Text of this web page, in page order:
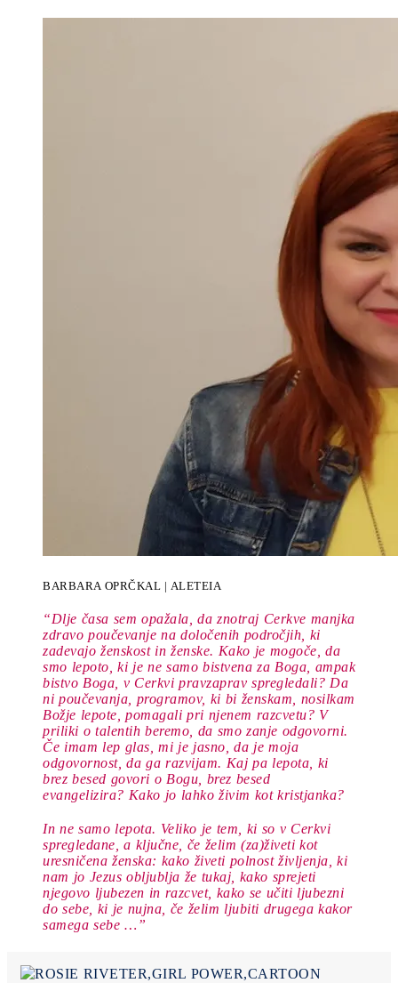
BARBARA OPRČKAL | ALETEIA
“Dlje časa sem opažala, da znotraj Cerkve manjka
zdravo poučevanje na določenih področjih, ki
zadevajo ženskost in ženske. Kako je mogoče, da
smo lepoto, ki je ne samo bistvena za Boga, ampak
bistvo Boga, v Cerkvi pravzaprav spregledali? Da
ni poučevanja, programov, ki bi ženskam, nosilkam
Božje lepote, pomagali pri njenem razcvetu? V
priliki o talentih beremo, da smo zanje odgovorni.
Če imam lep glas, mi je jasno, da je moja
odgovornost, da ga razvijam. Kaj pa lepota, ki
brez besed govori o Bogu, brez besed
evangelizira? Kako jo lahko živim kot kristjanka?
In ne samo lepota. Veliko je tem, ki so v Cerkvi
spregledane, a ključne, če želim (za)živeti kot
uresničena ženska: kako živeti polnost življenja, ki
nam jo Jezus obljublja že tukaj, kako sprejeti
njegovo ljubezen in razcvet, kako se učiti ljubezni
do sebe, ki je nujna, če želim ljubiti drugega kakor
samega sebe …”